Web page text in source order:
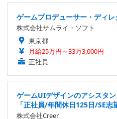
ゲームプロデューサー・ディ
株式会社サムライ・ソフト
東京都
月給25万円～33万3,000円
正社員
ゲームUIデザインのアシスタ
「正社員/年間休日125日/SE
株式会社Creer